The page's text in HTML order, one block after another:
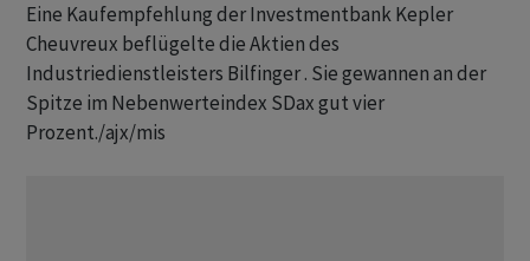
Eine Kaufempfehlung der Investmentbank Kepler
Cheuvreux beflügelte die Aktien des
Industriedienstleisters Bilfinger . Sie gewannen an der
Spitze im Nebenwerteindex SDax gut vier
Prozent./ajx/mis